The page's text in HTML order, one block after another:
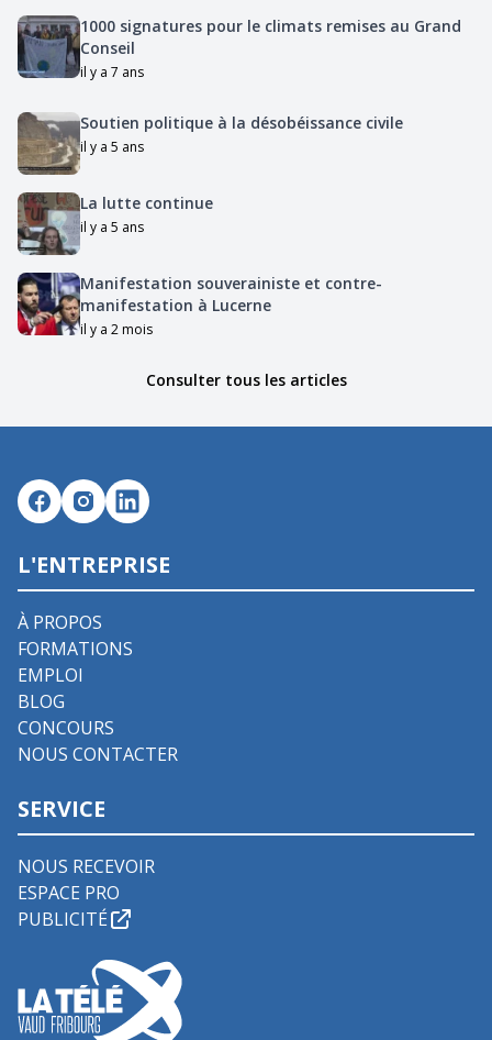
1000 signatures pour le climats remises au Grand
Conseil
il y a 7 ans
Soutien politique à la désobéissance civile
il y a 5 ans
La lutte continue
il y a 5 ans
Manifestation souverainiste et contre-
manifestation à Lucerne
il y a 2 mois
Consulter tous les articles
L'ENTREPRISE
À PROPOS
FORMATIONS
EMPLOI
BLOG
CONCOURS
NOUS CONTACTER
SERVICE
NOUS RECEVOIR
ESPACE PRO
PUBLICITÉ